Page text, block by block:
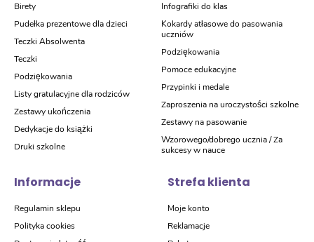
Birety
Pudełka prezentowe dla dzieci
Teczki Absolwenta
Teczki
Podziękowania
Listy gratulacyjne dla rodziców
Zestawy ukończenia
Dedykacje do książki
Druki szkolne
Infografiki do klas
Kokardy atłasowe do pasowania
uczniów
Podziękowania
Pomoce edukacyjne
Przypinki i medale
Zaproszenia na uroczystości szkolne
Zestawy na pasowanie
Wzorowego/dobrego ucznia / Za
sukcesy w nauce
Informacje
Regulamin sklepu
Polityka cookies
Strefa klienta
Moje konto
Reklamacje